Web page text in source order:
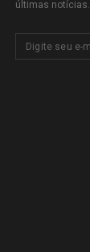
últimas notícias.